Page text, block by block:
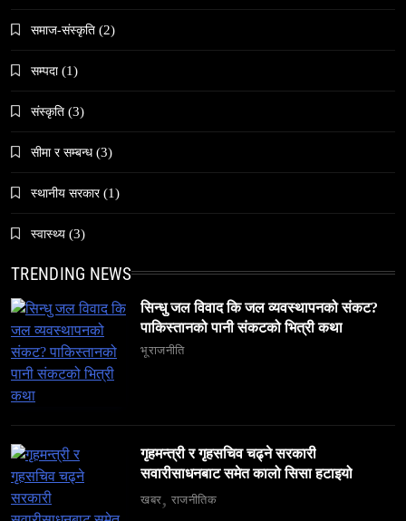
जनकपुरधाममा ‘मधेस प्रादेशिक ललितकला प्रदर्शनी
अलउला: साउदी अरबको रेगिस्तानी मोती र सांस्कृतिक
गैरकानुनी गतिविधि र धर्म प्रचारसम्म
April 3, 2026
समाज-संस्कृति (2)
सम्पदा (1)
संस्कृति (3)
सीमा र सम्बन्ध (3)
स्थानीय सरकार (1)
स्वास्थ्य (3)
TRENDING NEWS
सिन्धु जल विवाद कि जल व्यवस्थापनको संकट?
पाकिस्तानको पानी संकटको भित्री कथा
भूराजनीति
गृहमन्त्री र गृहसचिव चढ्ने सरकारी
सवारीसाधनबाट समेत कालो सिसा हटाइयो
खबर राजनीतिक